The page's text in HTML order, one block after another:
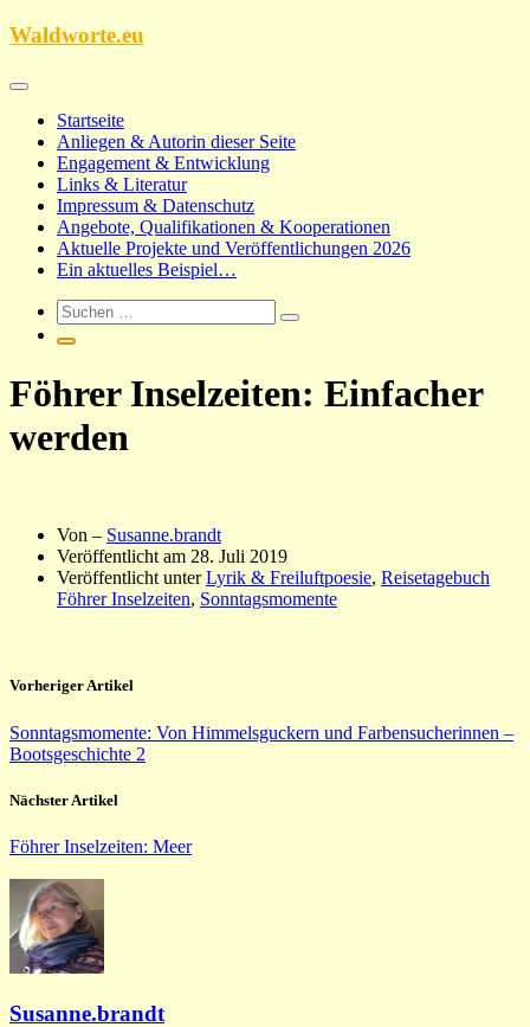
Zum
Waldworte.eu
Startseite
Anliegen & Autorin dieser Seite
Engagement & Entwicklung
Links & Literatur
Impressum & Datenschutz
Angebote, Qualifikationen & Kooperationen
Aktuelle Projekte und Veröffentlichungen 2026
Ein aktuelles Beispiel…
Föhrer Inselzeiten: Einfacher
werden
Von – Susanne.brandt
Veröffentlicht am 28. Juli 2019
Veröffentlicht unterLyrik & Freiluftpoesie, Reisetagebuch
Föhrer Inselzeiten, Sonntagsmomente
Vorheriger Artikel
Sonntagsmomente: Von Himmelsguckern und Farbensucherinnen –
Bootsgeschichte 2
Nächster Artikel
Föhrer Inselzeiten: Meer
Susanne.brandt